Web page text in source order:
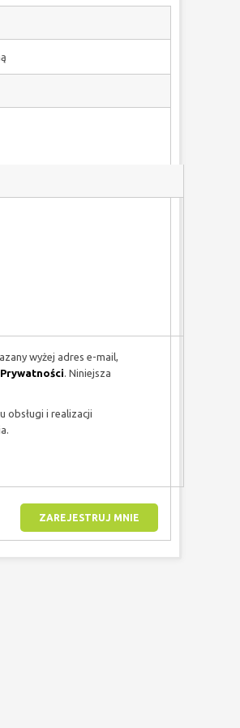
wyżej adres e-mail,
. Niniejsza
obsługi i realizacji